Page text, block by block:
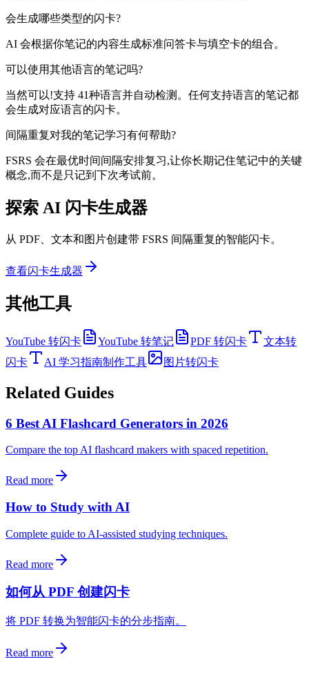
会生成哪些类型的闪卡?
AI 会根据你笔记的内容生成标准问答卡与填空卡的组合。
可以使用其他语言的笔记吗?
当然可以!支持 41种语言并自动检测。任何支持语言的笔记都
会生成对应语言的闪卡。
间隔重复对我的笔记学习有何帮助?
FSRS 会在最优时间间隔安排复习,让你长期记住笔记中的关键
概念,而不是只记到下次考试前。
探索 AI 闪卡生成器
从 PDF、文本和图片创建带 FSRS 间隔重复的智能闪卡。
查看闪卡生成器
其他工具
YouTube 转闪卡 YouTube 转笔记 PDF 转闪卡
文本转
闪卡
AI 学习指南制作工具 图片转闪卡
Related Guides
6 Best AI Flashcard Generators in 2026
Compare the top AI flashcard makers with spaced repetition.
Read more
How to Study with AI
Complete guide to AI-assisted studying techniques.
Read more
如何从 PDF 创建闪卡
将 PDF 转换为智能闪卡的分步指南。
Read more